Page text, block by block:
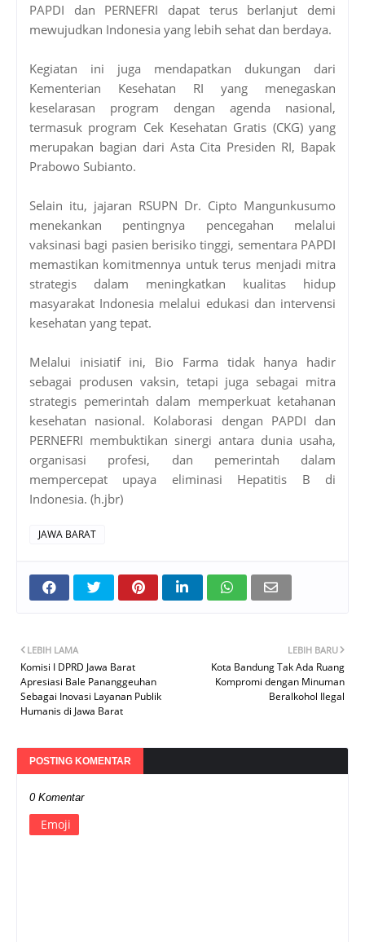
PAPDI dan PERNEFRI dapat terus berlanjut demi
mewujudkan Indonesia yang lebih sehat dan berdaya.
Kegiatan ini juga mendapatkan dukungan dari
Kementerian Kesehatan RI yang menegaskan
keselarasan program dengan agenda nasional,
termasuk program Cek Kesehatan Gratis (CKG) yang
merupakan bagian dari Asta Cita Presiden RI, Bapak
Prabowo Subianto.
Selain itu, jajaran RSUPN Dr. Cipto Mangunkusumo
menekankan pentingnya pencegahan melalui
vaksinasi bagi pasien berisiko tinggi, sementara PAPDI
memastikan komitmennya untuk terus menjadi mitra
strategis dalam meningkatkan kualitas hidup
masyarakat Indonesia melalui edukasi dan intervensi
kesehatan yang tepat.
Melalui inisiatif ini, Bio Farma tidak hanya hadir
sebagai produsen vaksin, tetapi juga sebagai mitra
strategis pemerintah dalam memperkuat ketahanan
kesehatan nasional. Kolaborasi dengan PAPDI dan
PERNEFRI membuktikan sinergi antara dunia usaha,
organisasi profesi, dan pemerintah dalam
mempercepat upaya eliminasi Hepatitis B di
Indonesia. (h.jbr)
JAWA BARAT
LEBIH BARU
Kota Bandung Tak Ada Ruang
Kompromi dengan Minuman
Beralkohol Ilegal
LEBIH LAMA
Komisi I DPRD Jawa Barat
Apresiasi Bale Pananggeuhan
Sebagai Inovasi Layanan Publik
Humanis di Jawa Barat
POSTING KOMENTAR
0 Komentar
Emoji